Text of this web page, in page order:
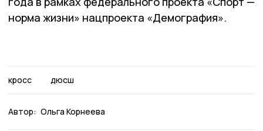
норма жизни» нацпроекта «Демография».
кросс дюсш
Автор: Ольга Корнеева